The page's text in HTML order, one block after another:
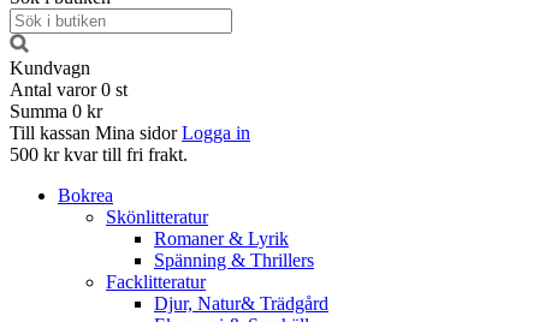
Kundvagn
Antal varor 0 st
Summa 0 kr
Till kassan Mina sidor Logga in
500 kr kvar till fri frakt.
Bokrea
Skönlitteratur
Romaner & Lyrik
Spänning & Thrillers
Facklitteratur
Djur, Natur& Trädgård